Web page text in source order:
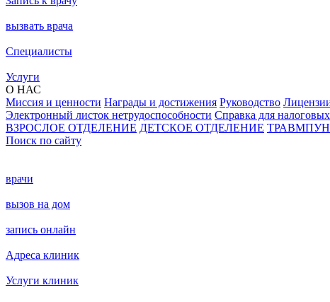
вызвать врача
Специалисты
Услуги
О НАС
Миссия и ценности Награды и достижения Руководство
Электронный листок нетрудоспособности Справка для
ВЗРОСЛОЕ ОТДЕЛЕНИЕ ДЕТСКОЕ ОТДЕЛЕНИЕ
Поиск по сайту
врачи
вызов на дом
запись онлайн
Адреса клиник
Услуги клиник